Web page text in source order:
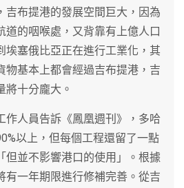
吉布提港的發展空間巨大，因為
道的咽喉處，又背靠有上億人口
埃塞俄比亞正在進行工業化，其
物基本上都會經過吉布提港，吉
將十分龐大。
作人員告訴《鳳凰週刊》，多哈
以上，但每個工程還留了一點
但並不影響港口的使用」。根據
有一年期限進行修補完善。從吉